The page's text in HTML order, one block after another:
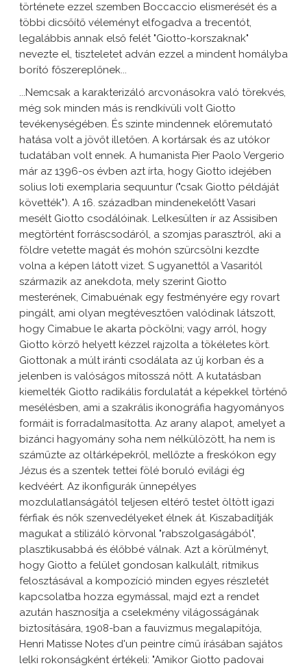
története ezzel szemben Boccaccio elismerését és a
többi dicsőítő véleményt elfogadva a trecentót,
legalábbis annak első felét "Giotto-korszaknak"
nevezte el, tiszteletet adván ezzel a mindent homályba
borító főszereplőnek...
...Nemcsak a karakterizáló arcvonásokra való törekvés,
még sok minden más is rendkívüli volt Giotto
tevékenységében. És szinte mindennek előremutató
hatása volt a jövőt illetően. A kortársak és az utókor
tudatában volt ennek. A humanista Pier Paolo Vergerio
már az 1396-os évben azt írta, hogy Giotto idejében
solius Ioti exemplaria sequuntur ("csak Giotto példáját
követték"). A 16. században mindenekelőtt Vasari
mesélt Giotto csodálóinak. Lelkesülten ír az Assisiben
megtörtént forráscsodáról, a szomjas parasztról, aki a
földre vetette magát és mohón szürcsölni kezdte
volna a képen látott vizet. S ugyanettől a Vasaritól
származik az anekdota, mely szerint Giotto
mesterének, Cimabuénak egy festményére egy rovart
pingált, ami olyan megtévesztően valódinak látszott,
hogy Cimabue le akarta pöckölni; vagy arról, hogy
Giotto körző helyett kézzel rajzolta a tökéletes kört.
Giottonak a múlt iránti csodálata az új korban és a
jelenben is valóságos mítosszá nőtt. A kutatásban
kiemelték Giotto radikális fordulatát a képekkel történő
mesélésben, ami a szakrális ikonográfia hagyományos
formáit is forradalmasította. Az arany alapot, amelyet a
bizánci hagyomány soha nem nélkülözött, ha nem is
száműzte az oltárképekről, mellőzte a freskókon egy
Jézus és a szentek tettei fölé boruló evilági ég
kedvéért. Az ikonfigurák ünnepélyes
mozdulatlanságától teljesen eltérő testet öltött igazi
férfiak és nők szenvedélyeket élnek át. Kiszabadítják
magukat a stilizáló körvonal "rabszolgaságából",
plasztikusabbá és élőbbé válnak. Azt a körülményt,
hogy Giotto a felület gondosan kalkulált, ritmikus
felosztásával a kompozíció minden egyes részletét
kapcsolatba hozza egymással, majd ezt a rendet
azután hasznosítja a cselekmény világosságának
biztosítására, 1908-ban a fauvizmus megalapítója,
Henri Matisse Notes d'un peintre című írásában sajátos
lelki rokonságként értékeli: "Amikor Giotto padovai